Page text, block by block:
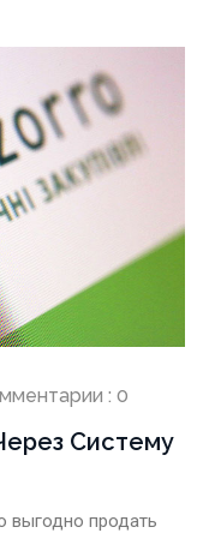
: 0
Систему
выгодно продать